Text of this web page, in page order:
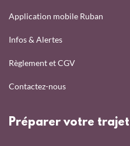
Application mobile Ruban
Infos & Alertes
Règlement et CGV
Contactez-nous
Préparer votre trajet